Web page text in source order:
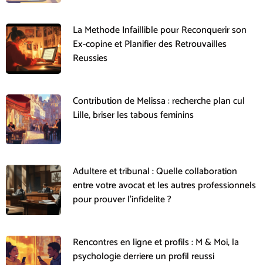
La Methode Infaillible pour Reconquerir son
Ex-copine et Planifier des Retrouvailles
Reussies
Contribution de Melissa : recherche plan cul
Lille, briser les tabous feminins
Adultere et tribunal : Quelle collaboration
entre votre avocat et les autres professionnels
pour prouver l’infidelite ?
Rencontres en ligne et profils : M & Moi, la
psychologie derriere un profil reussi